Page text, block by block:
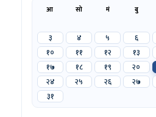
आ सो मं बु
३
४ ५ ६
१०
११ १२ १३
१७
१८ १९ २०
२४
२५ २६ २७
३१